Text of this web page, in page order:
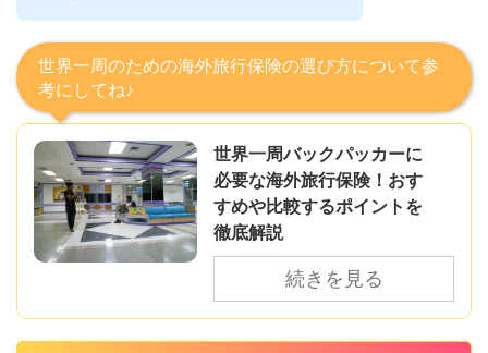
世界一周のための海外旅行保険の選び方について参
考にしてね♪
世界一周バックパッカーに
必要な海外旅行保険！おす
すめや比較するポイントを
徹底解説
続きを見る